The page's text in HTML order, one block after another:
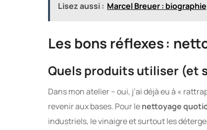
Lisez aussi : Marcel Breuer :
Les bons réflexes :
Quels produits utiliser (et
Dans mon atelier – oui, j’ai déjà eu à «
revenir aux bases. Pour lenettoyage
industriels, le vinaigre et surtout les